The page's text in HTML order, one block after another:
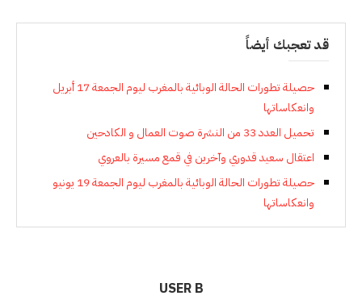
قد تعجبك أيضاً
حصيلة تطورات الحالة الوبائية بالمغرب ليوم الجمعة 17 أبريل
وانعكاساتها
تحميل العدد 33 من النشرة صوت العمال و الكادحين
اعتقال سعيد قدوري وآخرين في قمع مسيرة بالعروي
حصيلة تطورات الحالة الوبائية بالمغرب ليوم الجمعة 19 يونيو
وانعكاساتها
USER B